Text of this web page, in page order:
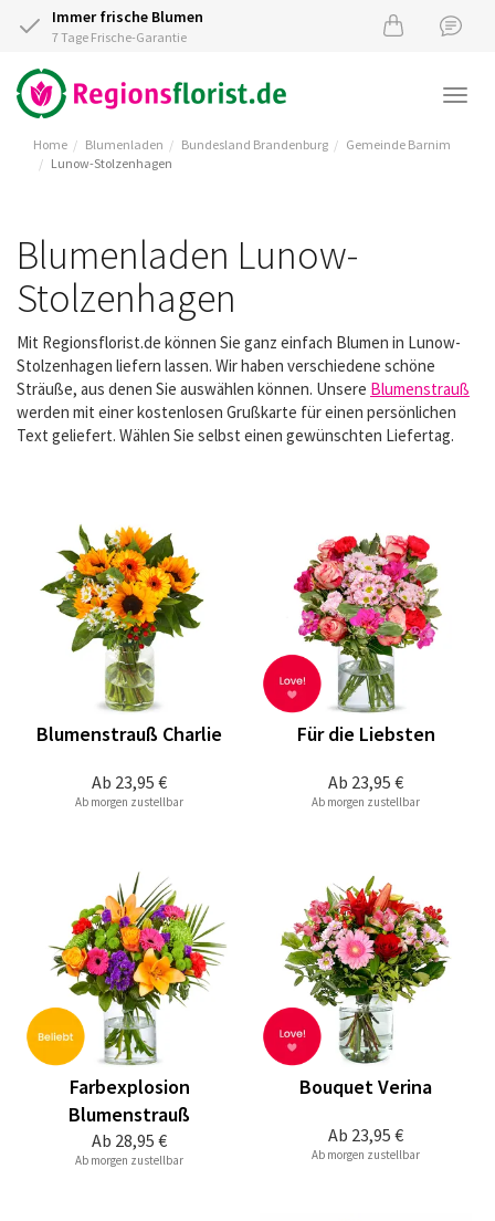
Immer frische Blumen
7 Tage Frische-Garantie
Home Blumenladen Bundesland Brandenburg
Gemeinde Barnim
Lunow-Stolzenhagen
Blumenladen Lunow-
Stolzenhagen
Mit Regionsflorist.de können Sie ganz einfach Blumen in Lunow-
Stolzenhagen liefern lassen. Wir haben verschiedene schöne
Sträuße, aus denen Sie auswählen können. Unsere Blumenstrauß
werden mit einer kostenlosen Grußkarte für einen persönlichen
Text geliefert. Wählen Sie selbst einen gewünschten Liefertag.
Ab 23,95 €
Blumenstrauß Charlie
Ab morgen zustellbar
Ab 23,95 €
Für die Liebsten
Ab morgen zustellbar
Ab 28,95 €
Farbexplosion
Blumenstrauß
Ab morgen zustellbar
Ab 23,95 €
Bouquet Verina
Ab morgen zustellbar